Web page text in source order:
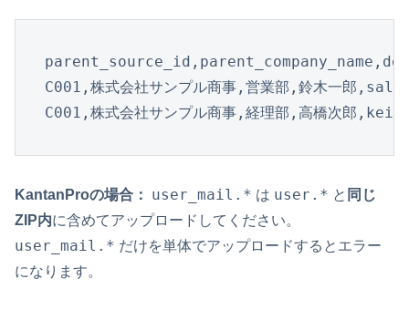
C001,株式会社サンプル商事,営業部,鈴木一郎
C001,株式会社サンプル商事,経理部,高橋次郎
KantanProの場合： user_mail.* は user.* と 同じ
ZIP内に含めてアップロードしてください。
user_mail.* だけを単体でアップロードするとエラー
になります。